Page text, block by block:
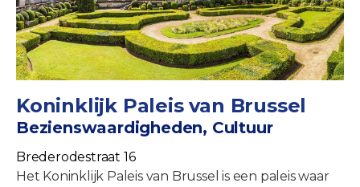
Koninklijk Paleis van Brussel
Bezienswaardigheden, Cultuur
Brederodestraat 16
Het Koninklijk Paleis van Brussel is een paleis waar